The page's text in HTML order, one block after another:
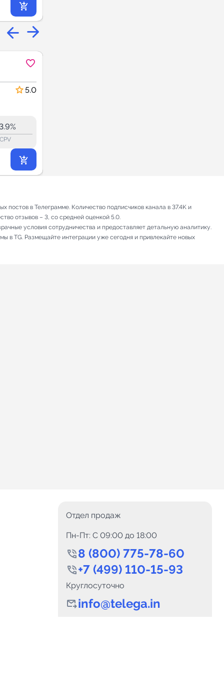
5.0
3.9%
CPV
в Телеграмме. Количество подписчиков канала в 37.4K и
отзывов – 3, со средней оценкой 5.0.
условия сотрудничества и предоставляет детальную аналитику.
в TG. Размещайте интеграции уже сегодня и привлекайте новых
Каналов:
Отдел продаж
Пн-Пт: C 09:00 до 18:00
8 (800) 775-78-60
+7 (499) 110-15-93
Круглосуточно
info@telega.in